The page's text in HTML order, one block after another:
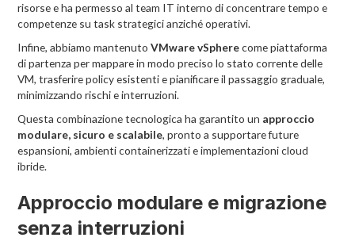
risorse e ha permesso al team IT interno di concentrare tempo e
competenze su task strategici anziché operativi.
Infine, abbiamo mantenutoVMware vSpherecome piattaforma
di partenza per mappare in modo preciso lo stato corrente delle
VM, trasferire policy esistenti e pianificare il passaggio graduale,
minimizzando rischi e interruzioni.
Questa combinazione tecnologica ha garantito un approccio
modulare, sicuro e scalabile, pronto a supportare future
espansioni, ambienti containerizzati e implementazioni cloud
ibride.
Approccio modulare e migrazione
senza interruzioni